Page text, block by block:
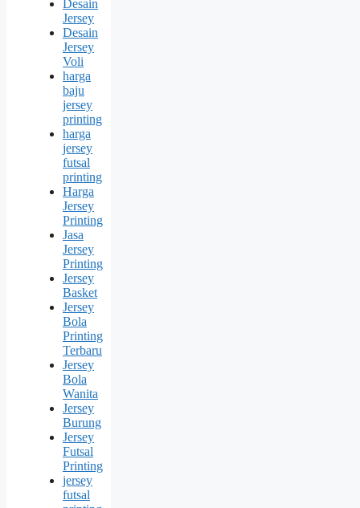
Desain
Jersey
Desain
Jersey
Voli
harga
baju
jersey
printing
harga
jersey
futsal
printing
Harga
Jersey
Printing
Jasa
Jersey
Printing
Jersey
Basket
Jersey
Bola
Printing
Terbaru
Jersey
Bola
Wanita
Jersey
Burung
Jersey
Futsal
Printing
jersey
futsal